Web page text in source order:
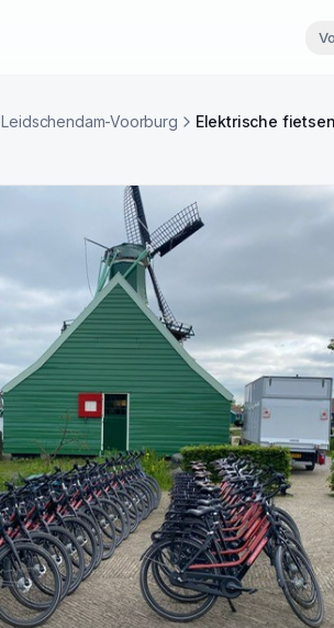
Leidschendam-Voorburg Elektrische fietsen